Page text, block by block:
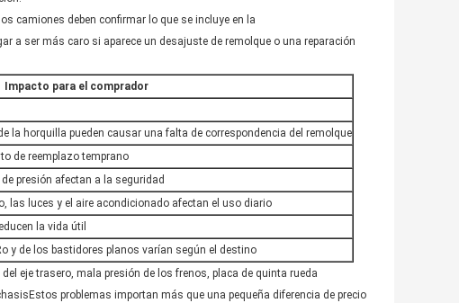
camiones deben confirmar lo que se incluye en la
a ser más caro si aparece un desajuste de remolque o una reparación
Impacto para el comprador
la horquilla pueden causar una falta de correspondencia del remolque
de reemplazo temprano
presión afectan a la seguridad
las luces y el aire acondicionado afectan el uso diario
la vida útil
y de los bastidores planos varían según el destino
eje trasero, mala presión de los frenos, placa de quinta rueda
problemas importan más que una pequeña diferencia de precio